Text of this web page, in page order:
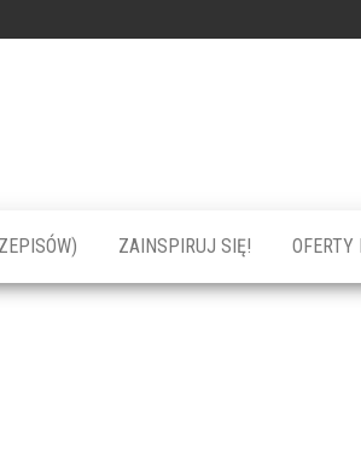
ZAINSPIRUJ SIĘ! OFERTY